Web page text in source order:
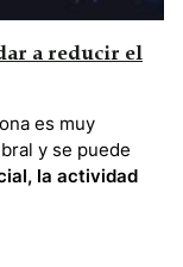
a reducir el
es muy
y se puede
la actividad